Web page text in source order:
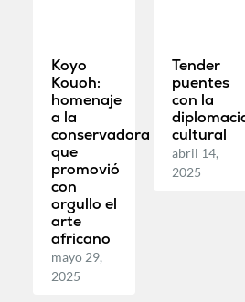
Koyo
Kouoh:
homenaje
a la
conservadora
que
promovió
con
orgullo el
arte
africano
mayo 29,
2025
Tender
puentes
con la
cultural
abril 14,
2025